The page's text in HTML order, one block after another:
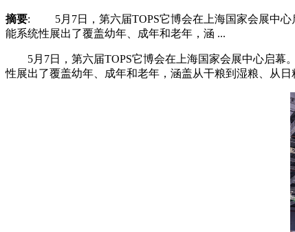
摘要: 5月7日，第六届TOPS它博会在上海国家会展中心
能系统性展出了覆盖幼年、成年和老年，涵 ...
5月7日，第六届TOPS它博会在上海国家会展中心启幕
性展出了覆盖幼年、成年和老年，涵盖从干粮到湿粮、从